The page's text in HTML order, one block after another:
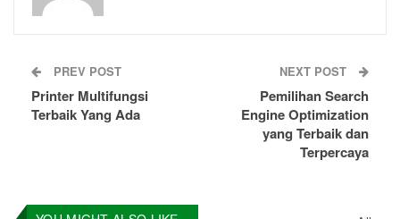
PREV POST
Printer Multifungsi
Terbaik Yang Ada
NEXT POST
Pemilihan Search
Engine Optimization
yang Terbaik dan
Terpercaya